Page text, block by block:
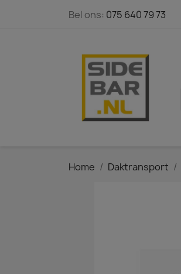
Bel ons: 075 640 79 73
Home Daktransport